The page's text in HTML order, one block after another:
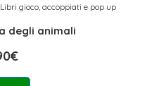
Libri gioco, accoppiati e pop up
degli animali
€